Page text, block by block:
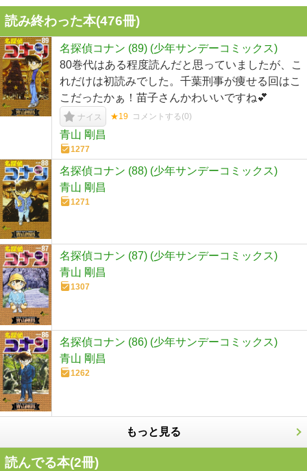
読み終わった本(476冊)
名探偵コナン (89) (少年サンデーコミックス)
80巻代はある程度読んだと思っていましたが、こ
れだけは初読みでした。千葉刑事が痩せる回はこ
こだったかぁ！苗子さんかわいいですね💕
ナイス ★19 コメントする(0)
青山 剛昌
1277
名探偵コナン (88) (少年サンデーコミックス)
青山 剛昌
1271
名探偵コナン (87) (少年サンデーコミックス)
青山 剛昌
1307
名探偵コナン (86) (少年サンデーコミックス)
青山 剛昌
1262
もっと見る
読んでる本(2冊)